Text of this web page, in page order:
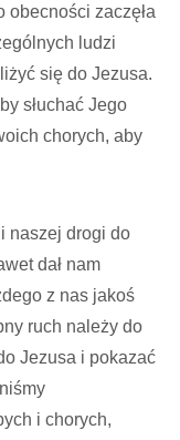
obecności zaczęła
ludzi
się do Jezusa.
słuchać Jego
chorych, aby
naszej drogi do
dał nam
z nas jakoś
ruch należy do
Jezusa i pokazać
i chorych,